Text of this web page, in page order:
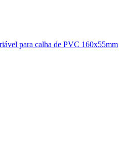
para calha de PVC 160x55mm